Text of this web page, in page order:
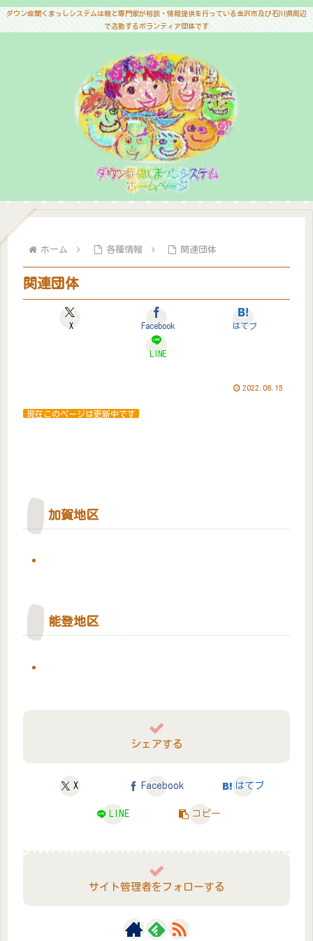
ダウン症聞くまっしシステムは親と専門家が相談・情報提供を行っている金沢市及び石川県周辺
で活動するボランティア団体です
ホーム 各種情報 関連団体
関連団体
X Facebook はてブ
LINE
2022.08.15
現在このページは更新中です
加賀地区
能登地区
シェアする
X Facebook はてブ
LINE コピー
サイト管理者をフォローする